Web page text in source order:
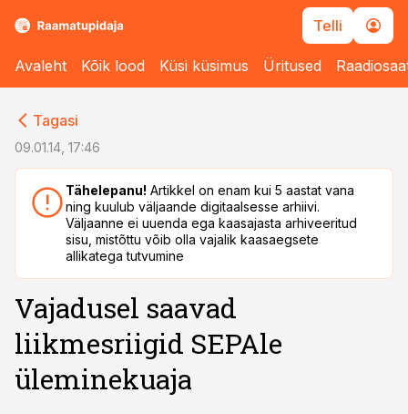
Telli
Avaleht Kõik lood Küsi küsimus Üritused
Tagasi
09.01.14, 17:46
Tähelepanu! Artikkel on enam kui 5 aastat vana
ning kuulub väljaande digitaalsesse arhiivi.
Väljaanne ei uuenda ega kaasajasta arhiveeritud
sisu, mistõttu võib olla vajalik kaasaegsete
allikatega tutvumine
Vajadusel saavad
liikmesriigid SEPAle
üleminekuaja